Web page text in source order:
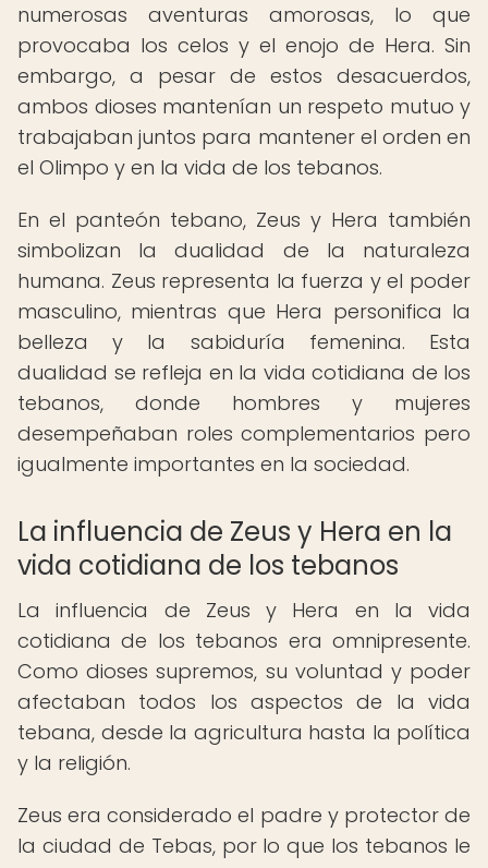
numerosas aventuras amorosas, lo que
provocaba los celos y el enojo de Hera. Sin
embargo, a pesar de estos desacuerdos,
ambos dioses mantenían un respeto mutuo y
trabajaban juntos para mantener el orden en
el Olimpo y en la vida de los tebanos.
En el panteón tebano, Zeus y Hera también
simbolizan la dualidad de la naturaleza
humana. Zeus representa la fuerza y el poder
masculino, mientras que Hera personifica la
belleza y la sabiduría femenina. Esta
dualidad se refleja en la vida cotidiana de los
tebanos, donde hombres y mujeres
desempeñaban roles complementarios pero
igualmente importantes en la sociedad.
La influencia de Zeus y Hera en la
vida cotidiana de los tebanos
La influencia de Zeus y Hera en la vida
cotidiana de los tebanos era omnipresente.
Como dioses supremos, su voluntad y poder
afectaban todos los aspectos de la vida
tebana, desde la agricultura hasta la política
y la religión.
Zeus era considerado el padre y protector de
la ciudad de Tebas, por lo que los tebanos le